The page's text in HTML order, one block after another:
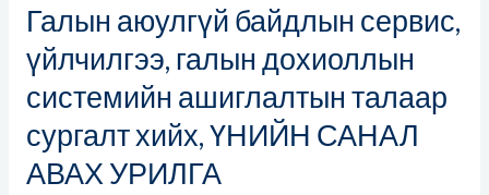
Галын аюулгүй байдлын сервис,
үйлчилгээ, галын дохиоллын
системийн ашиглалтын талаар
сургалт хийх, ҮНИЙН САНАЛ
АВАХ УРИЛГА
Галын
байдлын
сервис,
үйлчилгээ,
галын
дохиоллын